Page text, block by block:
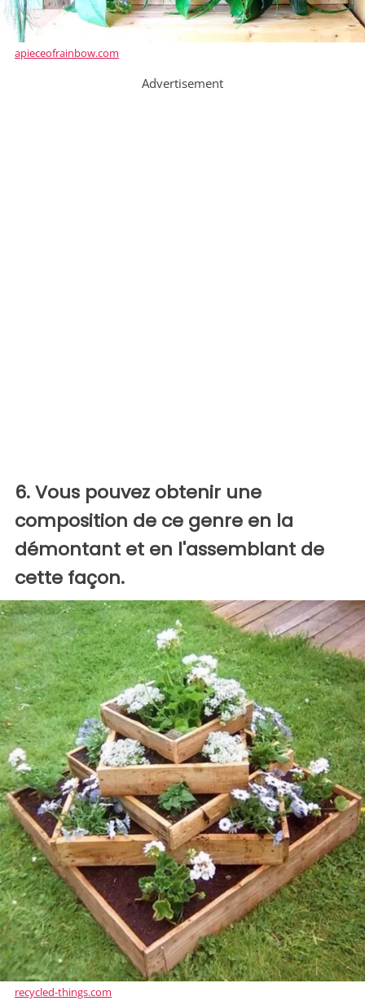
apieceofrainbow.com
Advertisement
6. Vous pouvez obtenir une
composition de ce genre en la
démontant et en l'assemblant de
cette façon.
recycled-things.com